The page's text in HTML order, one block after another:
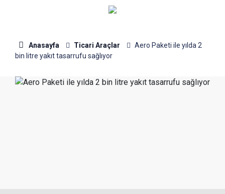
Anasayfa Ticari Araçlar
Aero Paketi ile yılda 2
bin litre yakıt tasarrufu sağlıyor